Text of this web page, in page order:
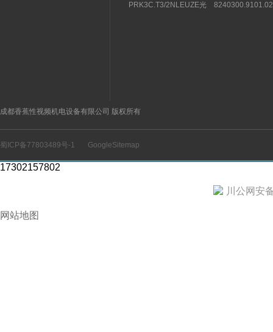
数据
PRK3C.T3/2NLEUZE光
成都香蕉性视频机电设备有限公司 版权所有
蜀ICP备77803489号-1 GoogleSitemap
17302157802
川公网安
网站地图